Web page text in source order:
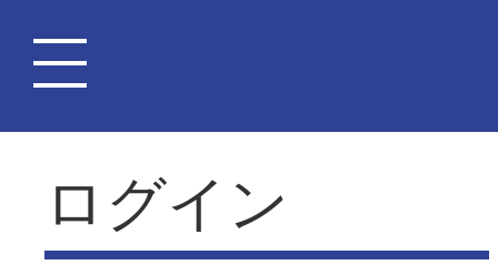
ログイン